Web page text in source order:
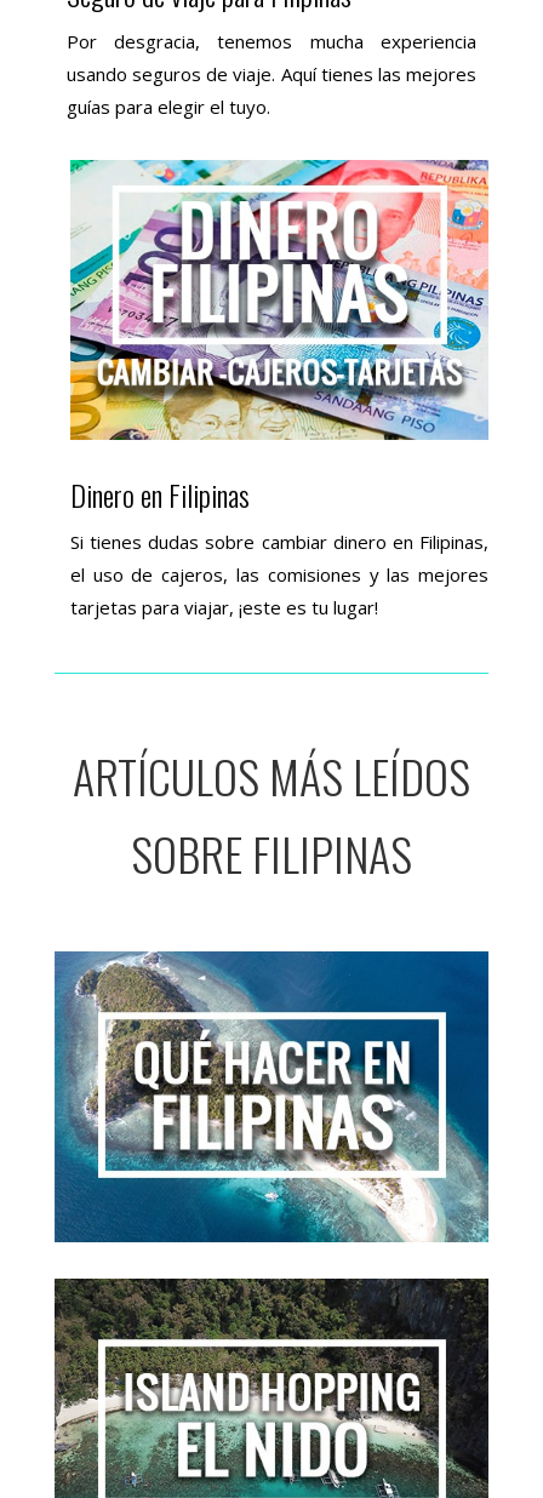
Por desgracia, tenemos mucha experiencia
usando seguros de viaje. Aquí tienes las mejores
guías para elegir el tuyo.
Dinero en Filipinas
Si tienes dudas sobre cambiar dinero en Filipinas,
el uso de cajeros, las comisiones y las mejores
tarjetas para viajar, ¡este es tu lugar!
ARTÍCULOS MÁS LEÍDOS
SOBRE FILIPINAS